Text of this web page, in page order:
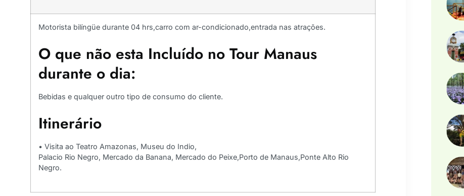
Motorista bilíngüe durante 04 hrs,carro com ar-condicionado,entrada nas atrações.
O que não esta Incluído no Tour Manaus
durante o dia:
Bebidas e qualquer outro tipo de consumo do cliente.
Itinerário
• Visita ao Teatro Amazonas, Museu do Indio,
Palacio Rio Negro, Mercado da Banana, Mercado do Peixe,Porto de Manaus,Ponte Alto Rio
Negro.